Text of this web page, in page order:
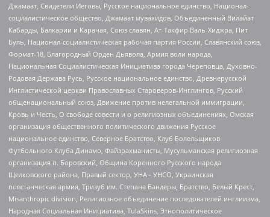
Джамаат, Свидетели Иеговы, Русское национальное единство, Национал-
социалистическое общество, Джамаат мувахидов, Объединенный Вилайат
Кабарды, Балкарии и Карачая, Союз славян, Ат-Такфир Валь-Хиджра, Пит
Буль, Национал-социалистическая рабочая партия России, Славянский союз,
Формат-18, Благородный Орден Дьявола, Армия воли народа,
Национальная Социалистическая Инициатива города Череповца, Духовно-
Родовая Держава Русь, Русское национальное единство, Древнерусской
Инглистической церкви Православных Староверов-Инглингов, Русский
общенациональный союз, Движение против нелегальной иммиграции,
Кровь и Честь, О свободе совести и о религиозных объединениях, Омская
организация общественного политического движения Русское
национальное единство, Северное Братство, Клуб Болельщиков
Футбольного Клуба Динамо, Файзрахманисты, Мусульманская религиозная
организация п. Боровский, Община Коренного Русского народа
Щелковского района, Правый сектор, УНА - УНСО, Украинская
повстанческая армия, Тризуб им. Степана Бандеры, Братство, Белый Крест,
Misanthropic division, Религиозное объединение последователей инглиизма,
Народная Социальная Инициатива, TulaSkins, Этнополитическое